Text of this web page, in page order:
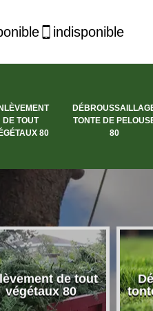
indisponible
DE TOUT
80
TONTE DE
80
de tout
végétaux 80